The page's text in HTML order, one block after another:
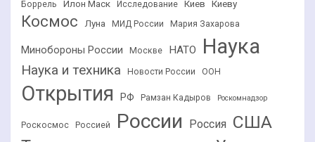
Боррель
Илон Маск Исследование Киев Киеву
Космос Луна МИД России Мария Захарова
Минобороны России Москве НАТО Наука
Наука и техника Новости России ООН
Открытия РФ Рамзан Кадыров Роскомнадзор
Роскосмос Россией России Россия США